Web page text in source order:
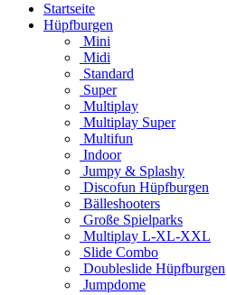
Startseite
Hüpfburgen
Mini
Midi
Standard
Super
Multiplay
Multiplay Super
Multifun
Indoor
Jumpy & Splashy
Discofun Hüpfburgen
Bälleshooters
Große Spielparks
Multiplay L-XL-XXL
Slide Combo
Doubleslide Hüpfburgen
Jumpdome